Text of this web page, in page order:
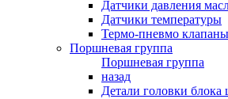
Датчики давления
Датчики температуры
Термо-пневмо клапаны
Поршневая группа
Поршневая группа
назад
Детали головки блока